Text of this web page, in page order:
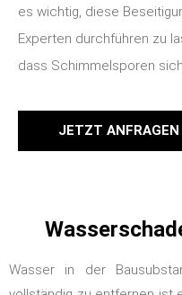
es wichtig, diese
Experten durchführen zu
dass Schimmelsporen
JETZT ANFRAGEN
Wasser in der